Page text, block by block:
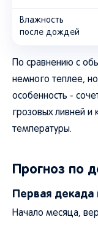
Влажность
после дождей
По сравнению с
немного теплее,
особенность -
грозовых ливней и
температуры.
Прогноз по
Первая декада
Начало месяца,